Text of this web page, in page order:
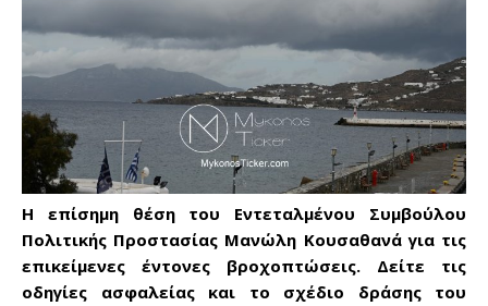
Η επίσημη θέση του Εντεταλμένου Συμβούλου
Πολιτικής Προστασίας Μανώλη Κουσαθανά για τις
επικείμενες έντονες βροχοπτώσεις. Δείτε τις
οδηγίες ασφαλείας και το σχέδιο δράσης του